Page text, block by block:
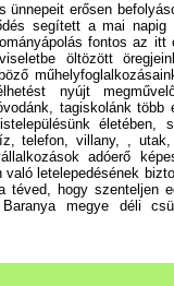
ünnepeit erősen
segített a mai
fontos az
öltözött
nyújt
tagiskolánk
telefon, villany, ,
adóerő
letelepedésének
téved, hogy
megye déli